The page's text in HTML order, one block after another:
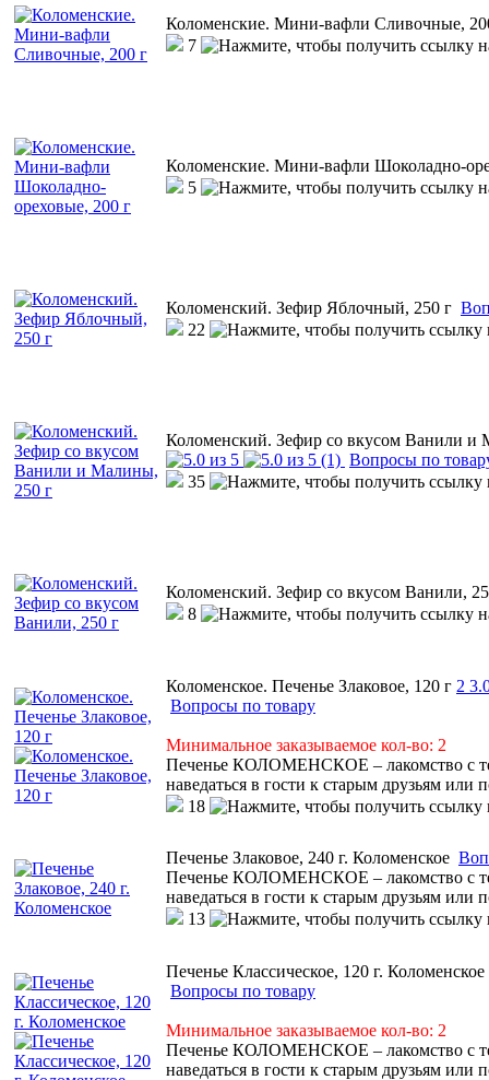
Коломенские. Мини-вафли Сливочные,
7
Коломенские. Мини-вафли Шоколадно-
5
Коломенский. Зефир Яблочный, 250 г
22
Коломенский. Зефир со вкусом Ванили и
(1) Вопросы по
35
Коломенский. Зефир со вкусом Ванили,
8
Коломенское. Печенье Злаковое, 120 г 2
Вопросы по товару
Минимальное заказываемое кол-во: 2
Печенье КОЛОМЕНСКОЕ – лакомство с
наведаться в гости к старым друзьям или
18
Печенье Злаковое, 240 г. Коломенское
Печенье КОЛОМЕНСКОЕ – лакомство с
наведаться в гости к старым друзьям или
13
Печенье Классическое, 120 г. Коломенское
Вопросы по товару
Минимальное заказываемое кол-во: 2
Печенье КОЛОМЕНСКОЕ – лакомство с
наведаться в гости к старым друзьям или